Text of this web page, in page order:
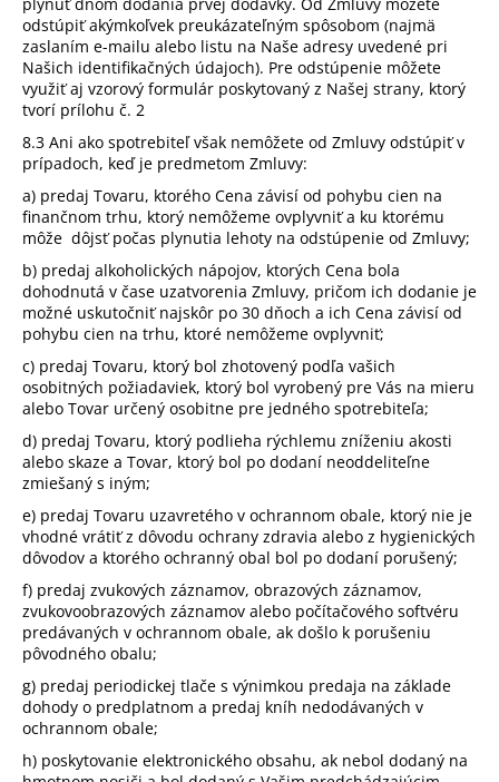
odstúpiť akýmkoľvek preukázateľným spôsobom (najmä
zaslaním e-mailu alebo listu na Naše adresy uvedené pri
Našich identifikačných údajoch). Pre odstúpenie môžete
využiť aj vzorový formulár poskytovaný z Našej strany, ktorý
tvorí prílohu č. 2
8.3 Ani ako spotrebiteľ však nemôžete od Zmluvy odstúpiť v
prípadoch, keď je predmetom Zmluvy:
a) predaj Tovaru, ktorého Cena závisí od pohybu cien na
finančnom trhu, ktorý nemôžeme ovplyvniť a ku ktorému
môže dôjsť počas plynutia lehoty na odstúpenie od Zmluvy;
b) predaj alkoholických nápojov, ktorých Cena bola
dohodnutá v čase uzatvorenia Zmluvy, pričom ich dodanie je
možné uskutočniť najskôr po 30 dňoch a ich Cena závisí od
pohybu cien na trhu, ktoré nemôžeme ovplyvniť;
c) predaj Tovaru, ktorý bol zhotovený podľa vašich
osobitných požiadaviek, ktorý bol vyrobený pre Vás na mieru
alebo Tovar určený osobitne pre jedného spotrebiteľa;
d) predaj Tovaru, ktorý podlieha rýchlemu zníženiu akosti
alebo skaze a Tovar, ktorý bol po dodaní neoddeliteľne
zmiešaný s iným;
e) predaj Tovaru uzavretého v ochrannom obale, ktorý nie je
vhodné vrátiť z dôvodu ochrany zdravia alebo z hygienických
dôvodov a ktorého ochranný obal bol po dodaní porušený;
f) predaj zvukových záznamov, obrazových záznamov,
zvukovoobrazových záznamov alebo počítačového softvéru
predávaných v ochrannom obale, ak došlo k porušeniu
pôvodného obalu;
g) predaj periodickej tlače s výnimkou predaja na základe
dohody o predplatnom a predaj kníh nedodávaných v
ochrannom obale;
h) poskytovanie elektronického obsahu, ak nebol dodaný na